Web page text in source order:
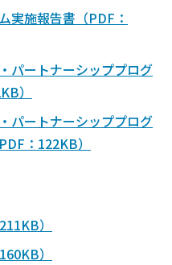
実施報告書（PDF：
パートナーシッププログ
）
パートナーシッププログ
：122KB）
）
）